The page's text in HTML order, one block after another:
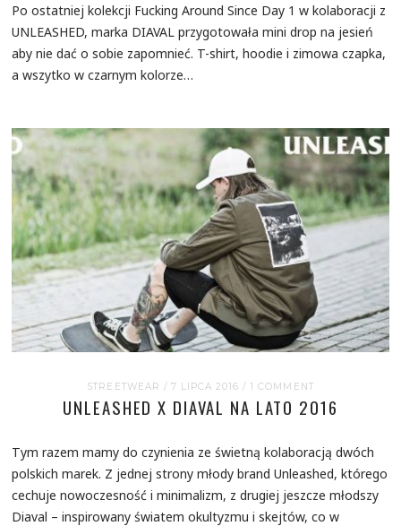
Po ostatniej kolekcji Fucking Around Since Day 1 w kolaboracji z
UNLEASHED, marka DIAVAL przygotowała mini drop na jesień
aby nie dać o sobie zapomnieć. T-shirt, hoodie i zimowa czapka,
a wszytko w czarnym kolorze…
STREETWEAR / 7 LIPCA 2016/ 1 COMMENT
UNLEASHED X DIAVAL NA LATO 2016
Tym razem mamy do czynienia ze świetną kolaboracją dwóch
polskich marek. Z jednej strony młody brand Unleashed, którego
cechuje nowoczesność i minimalizm, z drugiej jeszcze młodszy
Diaval – inspirowany światem okultyzmu i skejtów, co w